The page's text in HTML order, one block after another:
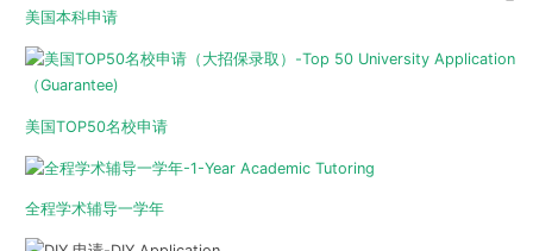
美国本科申请
美国TOP50名校申请
全程学术辅导一学年